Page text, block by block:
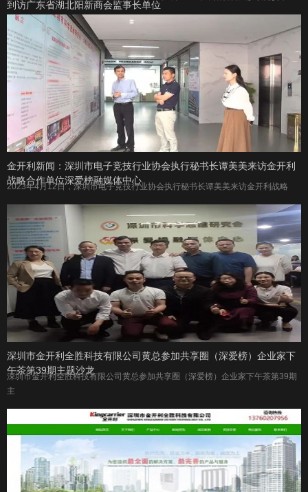
到访广东省湖北阳新商会监事长单位
金开利新闻：深圳市电子竞技行业协会执行秘书长谭美美来访金开利
战略合作单位深爱榜融媒体中心
2023年4月12日，深圳市电子竞技行业协会执行秘书长谭美美来访金开利战略
深圳市金开利全胜科技有限公司黄总参加共享圈（深爱榜）企业家下
午茶第39期主题沙龙
深圳市金开利全胜科技有限公司黄总参加共享圈（深爱榜）企业家下午茶第39期
主